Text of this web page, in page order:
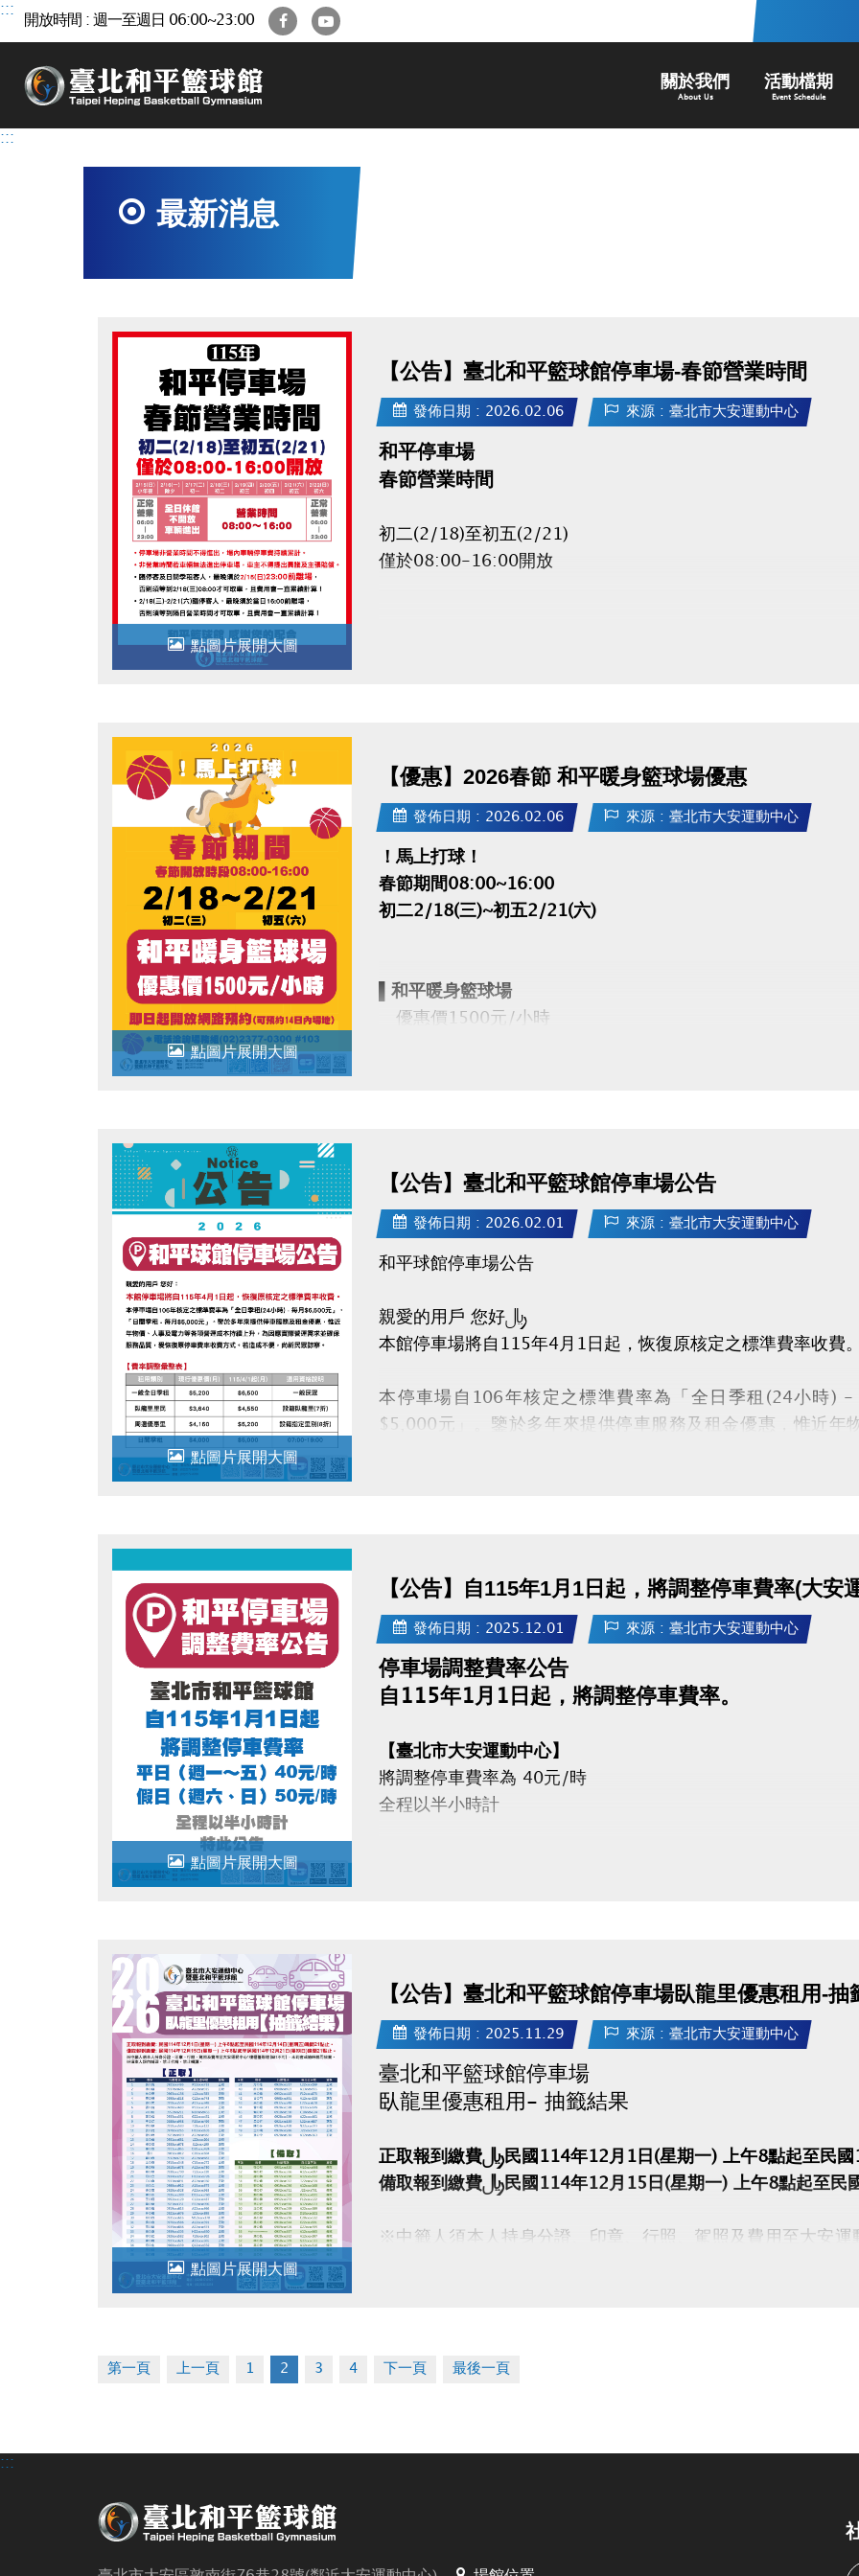
跳
區
:::
開放時間 : 週一至週日 06:00~23:00 FacebookYouTube
關於我們
About Us
活動檔期
Event Schedule
:::
最新消息
點圖片展開大圖
【公告】臺北和平籃球館停車場-春節營業時間
發佈日期 : 2026.02.06 來源 : 臺北市大安運動中心
和平停車場
春節營業時間
初二(2/18)至初五(2/21)
僅於08:00-16:00開放
● 2/18(三)~2/21(六)臨停客人，最晚須於當日16:00前離場，
用會一直累績計算！
點圖片展開大圖
【優惠】2026春節 和平暖身籃球場優惠
發佈日期 : 2026.02.06 來源 : 臺北市大安運動中心
！馬上打球！
春節期間08:00~16:00
初二2/18(三)~初五2/21(六)
▌和平暖身籃球場
優惠價1500元/小時
▪︎ 大安APP 長佳Sports+ APP傳送門⬇
APPLE 傳送門點我(開啟新視窗)
google play 傳送門點我(開啟新視窗)
點圖片展開大圖
【公告】臺北和平籃球館停車場公告
發佈日期 : 2026.02.01 來源 : 臺北市大安運動中心
和平球館停車場公告
親愛的用戶 您好：
本館停車場將自115年4月1日起，恢復原核定之標準費率收費
本停車場自106年核定之標準費率為「全日季租(24小時)
$5,000元」。鑒於多年來提供停車服務及租金優惠，惟近年
點圖片展開大圖
【公告】自115年1月1日起，將調整停車費率(大安
發佈日期 : 2025.12.01 來源 : 臺北市大安運動中心
停車場調整費率公告
自115年1月1日起，將調整停車費率。
【臺北市大安運動中心】
將調整停車費率為 40元/時
全程以半小時計
特此公告
點圖片展開大圖
【公告】臺北和平籃球館停車場臥龍里優惠租用-抽
發佈日期 : 2025.11.29 來源 : 臺北市大安運動中心
臺北和平籃球館停車場
臥龍里優惠租用- 抽籤結果
正取報到繳費：民國114年12月1日(星期一) 上午8點起至民
備取報到繳費：民國114年12月15日(星期一) 上午8點起至民
※中籤人須本人持身分證、印章、行照、駕照及費用至大安
第一頁 上一頁 1 2 3 4 下一頁 最後一頁
:::